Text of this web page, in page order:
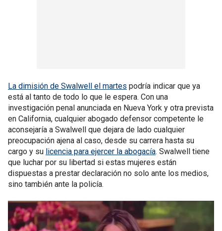
La dimisión de Swalwell el martes podría indicar que ya
está al tanto de todo lo que le espera. Con una
investigación penal anunciada en Nueva York y otra prevista
en California, cualquier abogado defensor competente le
aconsejaría a Swalwell que dejara de lado cualquier
preocupación ajena al caso, desde su carrera hasta su
cargo y su licencia para ejercer la abogacía. Swalwell tiene
que luchar por su libertad si estas mujeres están
dispuestas a prestar declaración no solo ante los medios,
sino también ante la policía.